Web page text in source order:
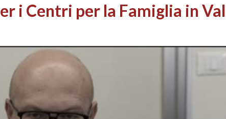
un chiosco sul
abusi edilizi e occupazione